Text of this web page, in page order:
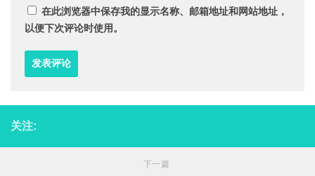
在此浏览器中保存我的显示名称、邮箱地址和网站地址，
以便下次评论时使用。
关注:
下一篇